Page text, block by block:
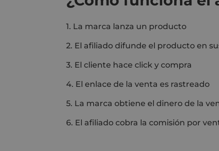
1. La marca lanza un producto
2. El afiliado difunde el producto en
3. El cliente hace click y compra
4. El enlace de la venta es rastreado
5. La marca obtiene el dinero de la
6. El afiliado cobra la comisión por